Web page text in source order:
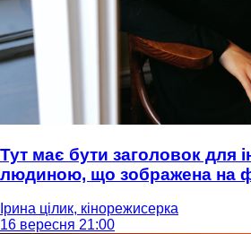
Тут має бути заголовок для
людиною, що зображена на
Ірина цілик, кінорежисерка
16 вересня 21:00